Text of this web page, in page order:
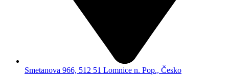
Smetanova 966, 512 51 Lomnice n. Pop., Česko